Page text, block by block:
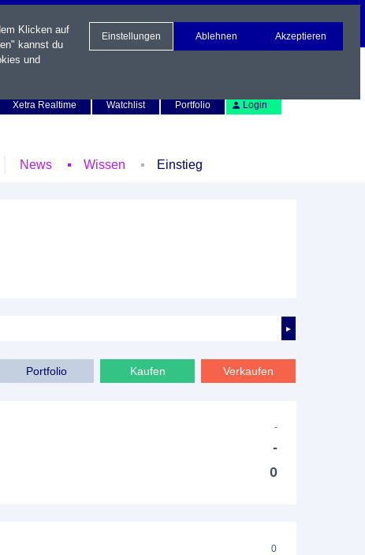
Xetra Realtime
Watchlist Portfolio Login
News Wissen Einstieg
►
Portfolio Kaufen Verkaufen
-
-
0
0
Klicken auf
kannst du
und
Einstellungen Ablehnen Akzeptieren